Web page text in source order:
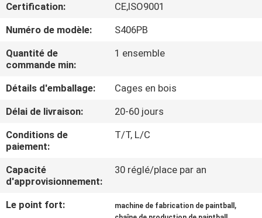
À
PROPOS
DE
VISITE
DE
L'USINE
CONTRÔLE
DE
Certification:
CE,ISO9001
Numéro de modèle:
S406PB
Quantité de
commande min:
1 ensemble
Détails d'emballage:
Cages en bois
Délai de livraison:
20-60 jours
Conditions de
paiement:
T/T, L/C
Capacité
d'approvisionnement:
30 réglé/place par an
Le point fort: machine de fabrication de paintball ,